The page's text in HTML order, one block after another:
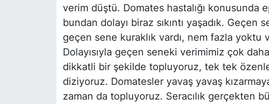
verim düştü. Domates hastalığı konusunda
bundan dolayı biraz sıkıntı yaşadık.
geçen sene kuraklık vardı, nem fazla yoktu
Dolayısıyla geçen seneki verimimiz çok
dikkatli bir şekilde topluyoruz, tek tek özenle
diziyoruz. Domatesler yavaş yavaş
zaman da topluyoruz. Seracılık gerçekten